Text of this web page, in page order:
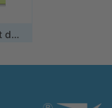
Rechnen mit dem Euro / Mehrplatzlizenz